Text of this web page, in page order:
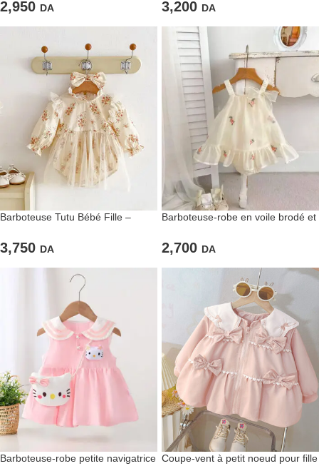
2,950 DA 3,200 DA
Barboteuse Tutu Bébé Fille –
3,750 DA
Barboteuse-robe en voile brodé et
2,700 DA
Barboteuse-robe petite navigatrice Coupe-vent à petit noeud pour fille